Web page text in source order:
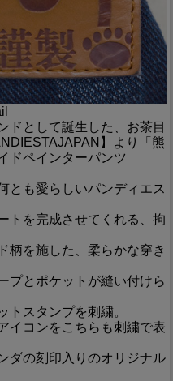
ドとして誕生した、お茶目
】より「熊
ドペインターパンツ
とも愛らしいパンディエス
トを完成させてくれる、拘
柄を施した、柔らかな穿き
プとポケットが縫い付けら
トスタンプを刺繍。
イコンをこちらも刺繍で表
ダの刻印入りのオリジナル